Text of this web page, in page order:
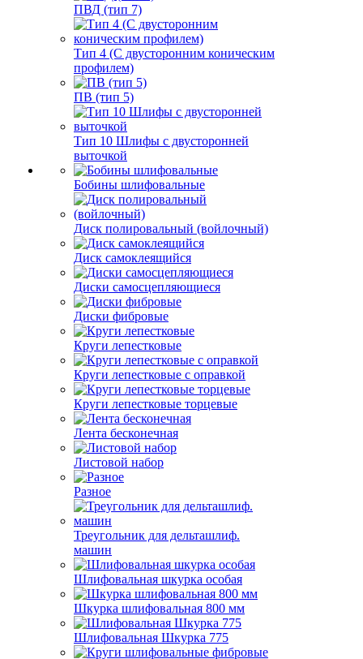
ПВД (тип 7)
Тип 4 (С двусторонним коническим
профилем)
ПВ (тип 5)
Тип 10 Шлифы с двусторонней
выточкой
Бобины шлифовальные
Диск полировальный (войлочный)
Диск самоклеящийся
Диски самосцепляющиеся
Диски фибровые
Круги лепестковые
Круги лепестковые с оправкой
Круги лепестковые торцевые
Лента бесконечная
Листовой набор
Разное
Треугольник для дельташлиф.
машин
Шлифовальная шкурка особая
Шкурка шлифовальная 800 мм
Шлифовальная Шкурка 775